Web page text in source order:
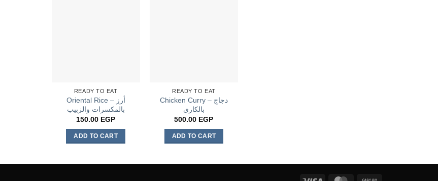
READY TO EAT
Oriental Rice – أرز
بالمكسرات والزبيب
150.00 EGP
ADD TO CART
READY TO EAT
Chicken Curry – دجاج
بالكاري
500.00 EGP
ADD TO CART